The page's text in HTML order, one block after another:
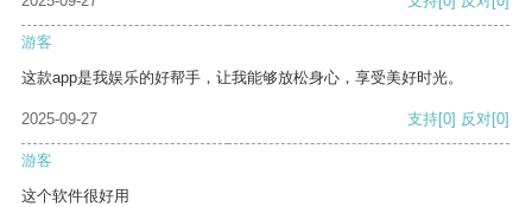
游客
这款app是我娱乐的好帮手，让我能够放松身心，享受美好时光。
2025-09-27 支持[0] 反对[0]
游客
这个软件很好用